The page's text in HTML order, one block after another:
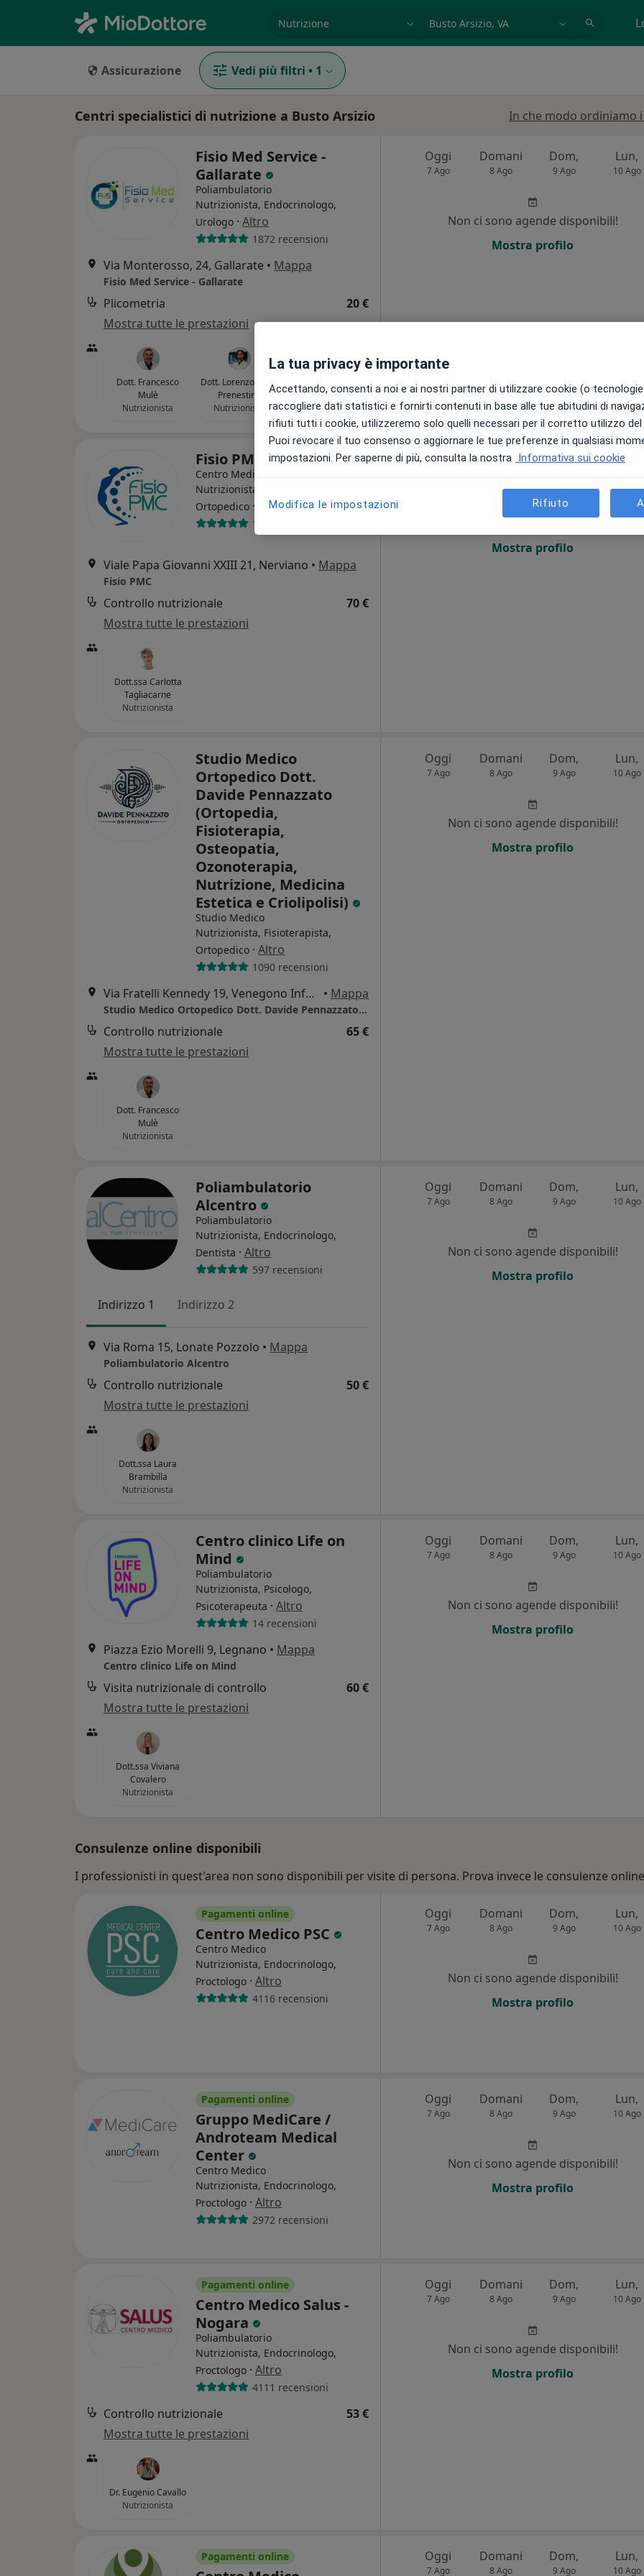
Assicurazione Vedi più filtri • 1
Centri specialistici di nutrizione a Busto Arsizio In che modo ordiniamo
Fisio Med Service -
Gallarate
Poliambulatorio
Nutrizionista, Endocrinologo,
Urologo · Altro
1872 recensioni
Via Monterosso, 24, Gallarate • Mappa
Fisio Med Service - Gallarate
Plicometria
20 €
Mostra tutte le prestazioni
Dott. Francesco
Mulè
Nutrizionista
Dott. Lorenzo Bruni
Prenestino
Nutrizionista
Oggi
7 Ago
Domani
8 Ago
Dom,
9 Ago
Lun,
10 Ago
Non ci sono agende disponibili!
Mostra profilo
Fisio PMC
Centro Medico
Nutrizionista, Fisioterapista,
Ortopedico · Altro
1011 recensioni
Viale Papa Giovanni XXIII 21, Nerviano • Mappa
Fisio PMC
Controllo nutrizionale
70 €
Mostra tutte le prestazioni
Dott.ssa Carlotta
Tagliacarne
Nutrizionista
Oggi Domani Dom, Lun,
Mostra profilo
Studio Medico
Ortopedico Dott.
Davide Pennazzato
(Ortopedia,
Fisioterapia,
Osteopatia,
Ozonoterapia,
Nutrizione, Medicina
Estetica e Criolipolisi)
Studio Medico
Nutrizionista, Fisioterapista,
Ortopedico · Altro
1090 recensioni
Via Fratelli Kennedy 19, Venegono Inferiore • Mappa
Studio Medico Ortopedico Dott. Davide Pennazzato (Ortopedia, Fisioterapia, Osteopatia, Ozonoterapia, Nutrizione, Medicina Estetica e Criolipolisi)
Controllo nutrizionale
65 €
Mostra tutte le prestazioni
Dott. Francesco
Mulè
Nutrizionista
Oggi
7 Ago
Domani
8 Ago
Dom,
9 Ago
Lun,
10 Ago
Non ci sono agende disponibili!
Mostra profilo
Poliambulatorio
Alcentro
Poliambulatorio
Nutrizionista, Endocrinologo,
Dentista · Altro
597 recensioni
Indirizzo 1 Indirizzo 2
Via Roma 15, Lonate Pozzolo • Mappa
Poliambulatorio Alcentro
Controllo nutrizionale
50 €
Mostra tutte le prestazioni
Dott.ssa Laura
Brambilla
Nutrizionista
Oggi
7 Ago
Domani
8 Ago
Dom,
9 Ago
Lun,
10 Ago
Non ci sono agende disponibili!
Mostra profilo
Centro clinico Life on
Mind
Poliambulatorio
Nutrizionista, Psicologo,
Psicoterapeuta · Altro
14 recensioni
Piazza Ezio Morelli 9, Legnano • Mappa
Centro clinico Life on Mind
Visita nutrizionale di controllo
60 €
Mostra tutte le prestazioni
Dott.ssa Viviana
Covalero
Nutrizionista
Oggi
7 Ago
Domani
8 Ago
Dom,
9 Ago
Lun,
10 Ago
Non ci sono agende disponibili!
Mostra profilo
Consulenze online disponibili
I professionisti in quest'area non sono disponibili per visite di persona. Prova invece le consulenze
Pagamenti online
Centro Medico PSC
Centro Medico
Nutrizionista, Endocrinologo,
Proctologo · Altro
4116 recensioni
Oggi
7 Ago
Domani
8 Ago
Dom,
9 Ago
Lun,
10 Ago
Non ci sono agende disponibili!
Mostra profilo
Pagamenti online
Gruppo MediCare /
Androteam Medical
Center
Centro Medico
Nutrizionista, Endocrinologo,
Proctologo · Altro
2972 recensioni
Oggi
7 Ago
Domani
8 Ago
Dom,
9 Ago
Lun,
10 Ago
Non ci sono agende disponibili!
Mostra profilo
Pagamenti online
Centro Medico Salus -
Nogara
Poliambulatorio
Nutrizionista, Endocrinologo,
Proctologo · Altro
4111 recensioni
Controllo nutrizionale
53 €
Mostra tutte le prestazioni
Dr. Eugenio Cavallo
Nutrizionista
Oggi
7 Ago
Domani
8 Ago
Dom,
9 Ago
Lun,
10 Ago
Non ci sono agende disponibili!
Mostra profilo
Pagamenti online Oggi
7 Ago
Domani
8 Ago
Dom,
9 Ago
Lun,
10 Ago
La tua privacy è importante
Accettando, consenti a noi e ai nostri partner di utilizzare cookie (o
raccogliere dati statistici e fornirti contenuti in base alle tue abitudini di
rifiuti tutti i cookie, utilizzeremo solo quelli necessari per il corretto utilizzo
Puoi revocare il tuo consenso o aggiornare le tue preferenze in qualsiasi
impostazioni. Per saperne di più, consulta la nostra Informativa sui cookie
Modifica le impostazioni Rifiuto